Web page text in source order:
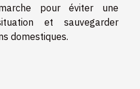
pour éviter une
et sauvegarder
domestiques.